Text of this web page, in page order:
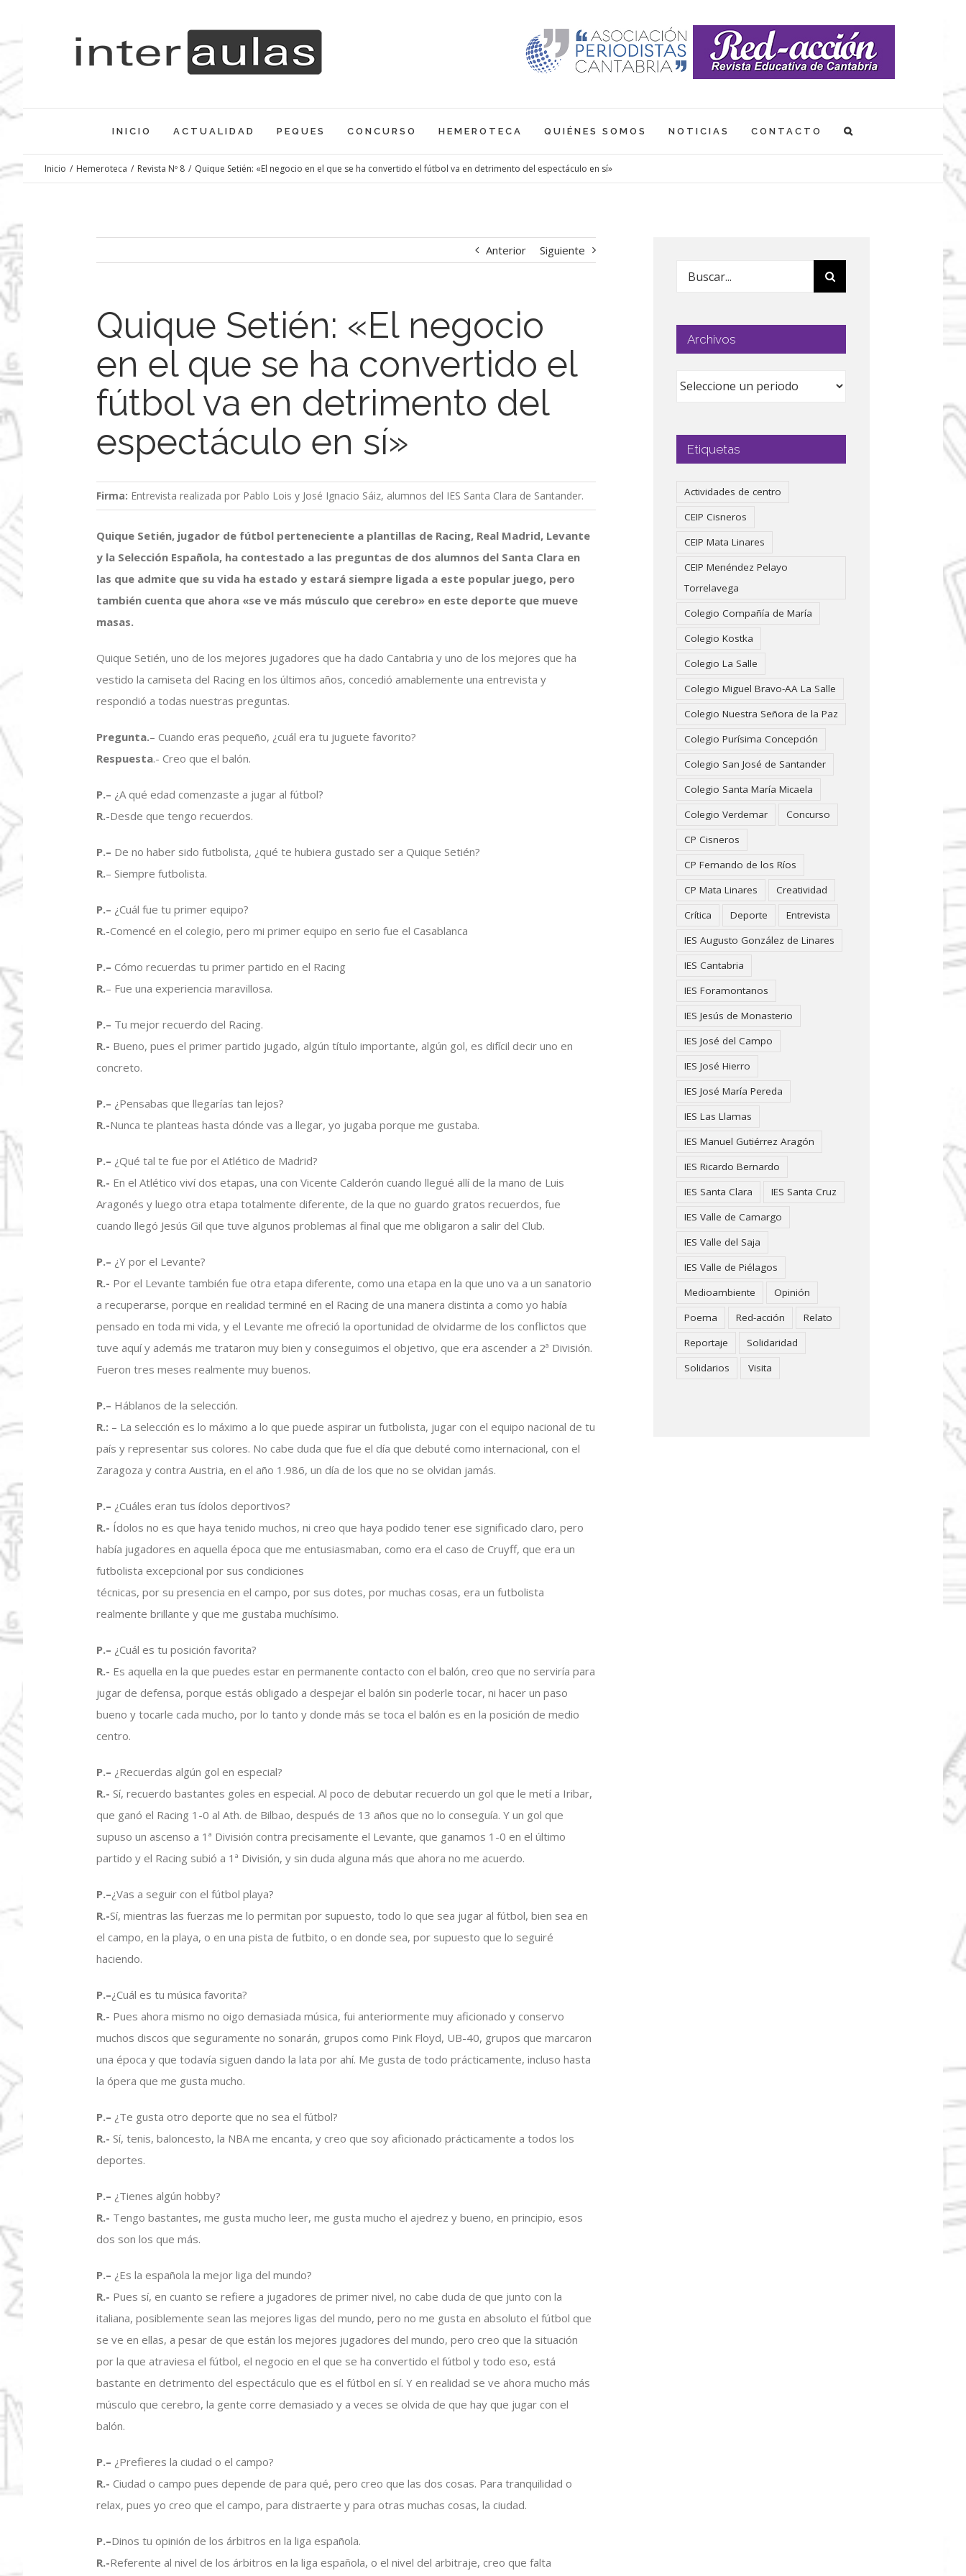
INICIO ACTUALIDAD PEQUES CONCURSO HEMEROTECA QUIÉNES SOMOS NOTICIAS CONTACTO
Inicio / Hemeroteca / Revista Nº 8 / Quique Setién: «El negocio en el que se ha convertido el fútbol va en detrimento del espectáculo en sí»
Anterior Siguiente
Quique Setién: «El negocio
en el que se ha convertido el
fútbol va en detrimento del
espectáculo en sí»
Firma: Entrevista realizada por Pablo Lois y José Ignacio Sáiz, alumnos del IES Santa Clara de Santander.
Quique Setién, jugador de fútbol perteneciente a plantillas de Racing, Real Madrid, Levante
y la Selección Española, ha contestado a las preguntas de dos alumnos del Santa Clara en
las que admite que su vida ha estado y estará siempre ligada a este popular juego, pero
también cuenta que ahora «se ve más músculo que cerebro» en este deporte que mueve
masas.
Quique Setién, uno de los mejores jugadores que ha dado Cantabria y uno de los mejores que ha
vestido la camiseta del Racing en los últimos años, concedió amablemente una entrevista y
respondió a todas nuestras preguntas.
Pregunta.– Cuando eras pequeño, ¿cuál era tu juguete favorito?
Respuesta.- Creo que el balón.
P.– ¿A qué edad comenzaste a jugar al fútbol?
R.-Desde que tengo recuerdos.
P.– De no haber sido futbolista, ¿qué te hubiera gustado ser a Quique Setién?
R.– Siempre futbolista.
P.– ¿Cuál fue tu primer equipo?
R.-Comencé en el colegio, pero mi primer equipo en serio fue el Casablanca
P.– Cómo recuerdas tu primer partido en el Racing
R.– Fue una experiencia maravillosa.
P.– Tu mejor recuerdo del Racing.
R.- Bueno, pues el primer partido jugado, algún título importante, algún gol, es difícil decir uno en
concreto.
P.– ¿Pensabas que llegarías tan lejos?
R.-Nunca te planteas hasta dónde vas a llegar, yo jugaba porque me gustaba.
P.– ¿Qué tal te fue por el Atlético de Madrid?
R.- En el Atlético viví dos etapas, una con Vicente Calderón cuando llegué allí de la mano de Luis
Aragonés y luego otra etapa totalmente diferente, de la que no guardo gratos recuerdos, fue
cuando llegó Jesús Gil que tuve algunos problemas al final que me obligaron a salir del Club.
P.– ¿Y por el Levante?
R.- Por el Levante también fue otra etapa diferente, como una etapa en la que uno va a un sanatorio
a recuperarse, porque en realidad terminé en el Racing de una manera distinta a como yo había
pensado en toda mi vida, y el Levante me ofreció la oportunidad de olvidarme de los conflictos que
tuve aquí y además me trataron muy bien y conseguimos el objetivo, que era ascender a 2ª División.
Fueron tres meses realmente muy buenos.
P.– Háblanos de la selección.
R.: – La selección es lo máximo a lo que puede aspirar un futbolista, jugar con el equipo nacional de tu
país y representar sus colores. No cabe duda que fue el día que debuté como internacional, con el
Zaragoza y contra Austria, en el año 1.986, un día de los que no se olvidan jamás.
P.– ¿Cuáles eran tus ídolos deportivos?
R.- Ídolos no es que haya tenido muchos, ni creo que haya podido tener ese significado claro, pero
había jugadores en aquella época que me entusiasmaban, como era el caso de Cruyff, que era un
futbolista excepcional por sus condiciones
técnicas, por su presencia en el campo, por sus dotes, por muchas cosas, era un futbolista
realmente brillante y que me gustaba muchísimo.
P.– ¿Cuál es tu posición favorita?
R.- Es aquella en la que puedes estar en permanente contacto con el balón, creo que no serviría para
jugar de defensa, porque estás obligado a despejar el balón sin poderle tocar, ni hacer un paso
bueno y tocarle cada mucho, por lo tanto y donde más se toca el balón es en la posición de medio
centro.
P.– ¿Recuerdas algún gol en especial?
R.- Sí, recuerdo bastantes goles en especial. Al poco de debutar recuerdo un gol que le metí a Iribar,
que ganó el Racing 1-0 al Ath. de Bilbao, después de 13 años que no lo conseguía. Y un gol que
supuso un ascenso a 1ª División contra precisamente el Levante, que ganamos 1-0 en el último
partido y el Racing subió a 1ª División, y sin duda alguna más que ahora no me acuerdo.
P.–¿Vas a seguir con el fútbol playa?
R.-Sí, mientras las fuerzas me lo permitan por supuesto, todo lo que sea jugar al fútbol, bien sea en
el campo, en la playa, o en una pista de futbito, o en donde sea, por supuesto que lo seguiré
haciendo.
P.–¿Cuál es tu música favorita?
R.- Pues ahora mismo no oigo demasiada música, fui anteriormente muy aficionado y conservo
muchos discos que seguramente no sonarán, grupos como Pink Floyd, UB-40, grupos que marcaron
una época y que todavía siguen dando la lata por ahí. Me gusta de todo prácticamente, incluso hasta
la ópera que me gusta mucho.
P.– ¿Te gusta otro deporte que no sea el fútbol?
R.- Sí, tenis, baloncesto, la NBA me encanta, y creo que soy aficionado prácticamente a todos los
deportes.
P.– ¿Tienes algún hobby?
R.- Tengo bastantes, me gusta mucho leer, me gusta mucho el ajedrez y bueno, en principio, esos
dos son los que más.
P.– ¿Es la española la mejor liga del mundo?
R.- Pues sí, en cuanto se refiere a jugadores de primer nivel, no cabe duda de que junto con la
italiana, posiblemente sean las mejores ligas del mundo, pero no me gusta en absoluto el fútbol que
se ve en ellas, a pesar de que están los mejores jugadores del mundo, pero creo que la situación
por la que atraviesa el fútbol, el negocio en el que se ha convertido el fútbol y todo eso, está
bastante en detrimento del espectáculo que es el fútbol en sí. Y en realidad se ve ahora mucho más
músculo que cerebro, la gente corre demasiado y a veces se olvida de que hay que jugar con el
balón.
P.– ¿Prefieres la ciudad o el campo?
R.- Ciudad o campo pues depende de para qué, pero creo que las dos cosas. Para tranquilidad o
relax, pues yo creo que el campo, para distraerte y para otras muchas cosas, la ciudad.
P.–Dinos tu opinión de los árbitros en la liga española.
R.-Referente al nivel de los árbitros en la liga española, o el nivel del arbitraje, creo que falta
Buscar:
Archivos
Etiquetas
Actividades de centro
CEIP Cisneros
CEIP Mata Linares
CEIP Menéndez Pelayo
Torrelavega
Colegio Compañía de María
Colegio Kostka
Colegio La Salle
Colegio Miguel Bravo-AA La Salle
Colegio Nuestra Señora de la Paz
Colegio Purísima Concepción
Colegio San José de Santander
Colegio Santa María Micaela
Colegio Verdemar
Concurso
CP Cisneros
CP Fernando de los Ríos
CP Mata Linares
Creatividad
Crítica
Deporte
Entrevista
IES Augusto González de Linares
IES Cantabria
IES Foramontanos
IES Jesús de Monasterio
IES José del Campo
IES José Hierro
IES José María Pereda
IES Las Llamas
IES Manuel Gutiérrez Aragón
IES Ricardo Bernardo
IES Santa Clara
IES Santa Cruz
IES Valle de Camargo
IES Valle del Saja
IES Valle de Piélagos
Medioambiente
Opinión
Poema
Red-acción
Relato
Reportaje
Solidaridad
Solidarios
Visita